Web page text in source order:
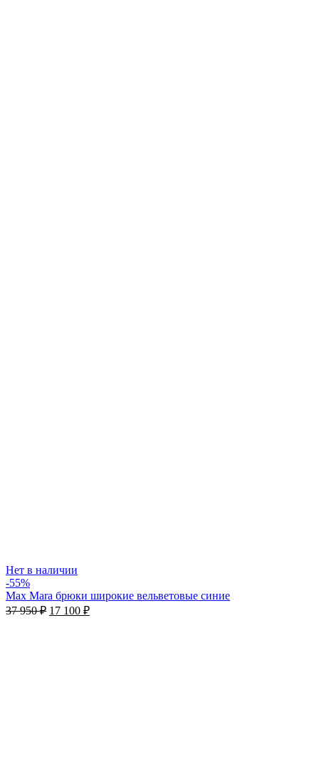
Нет в наличии
-55%
Max Mara брюки широкие вельветовые синие
37 950₽ 17 100 ₽